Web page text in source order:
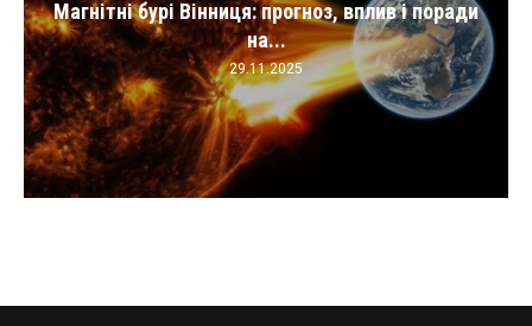
Магнітні бурі Вінниця: прогноз, вплив і поради
на...
29.11.2025